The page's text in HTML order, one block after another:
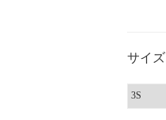
サイズ